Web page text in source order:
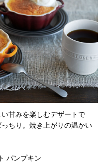
甘みを楽しむデザートで
ちり。焼き上がりの温かい
パンプキン